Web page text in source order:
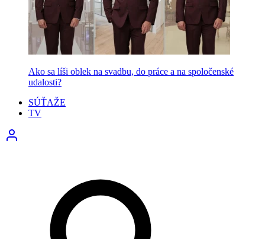
Ako sa líši oblek na svadbu, do práce a na spoločenské
udalosti?
SÚŤAŽE
TV